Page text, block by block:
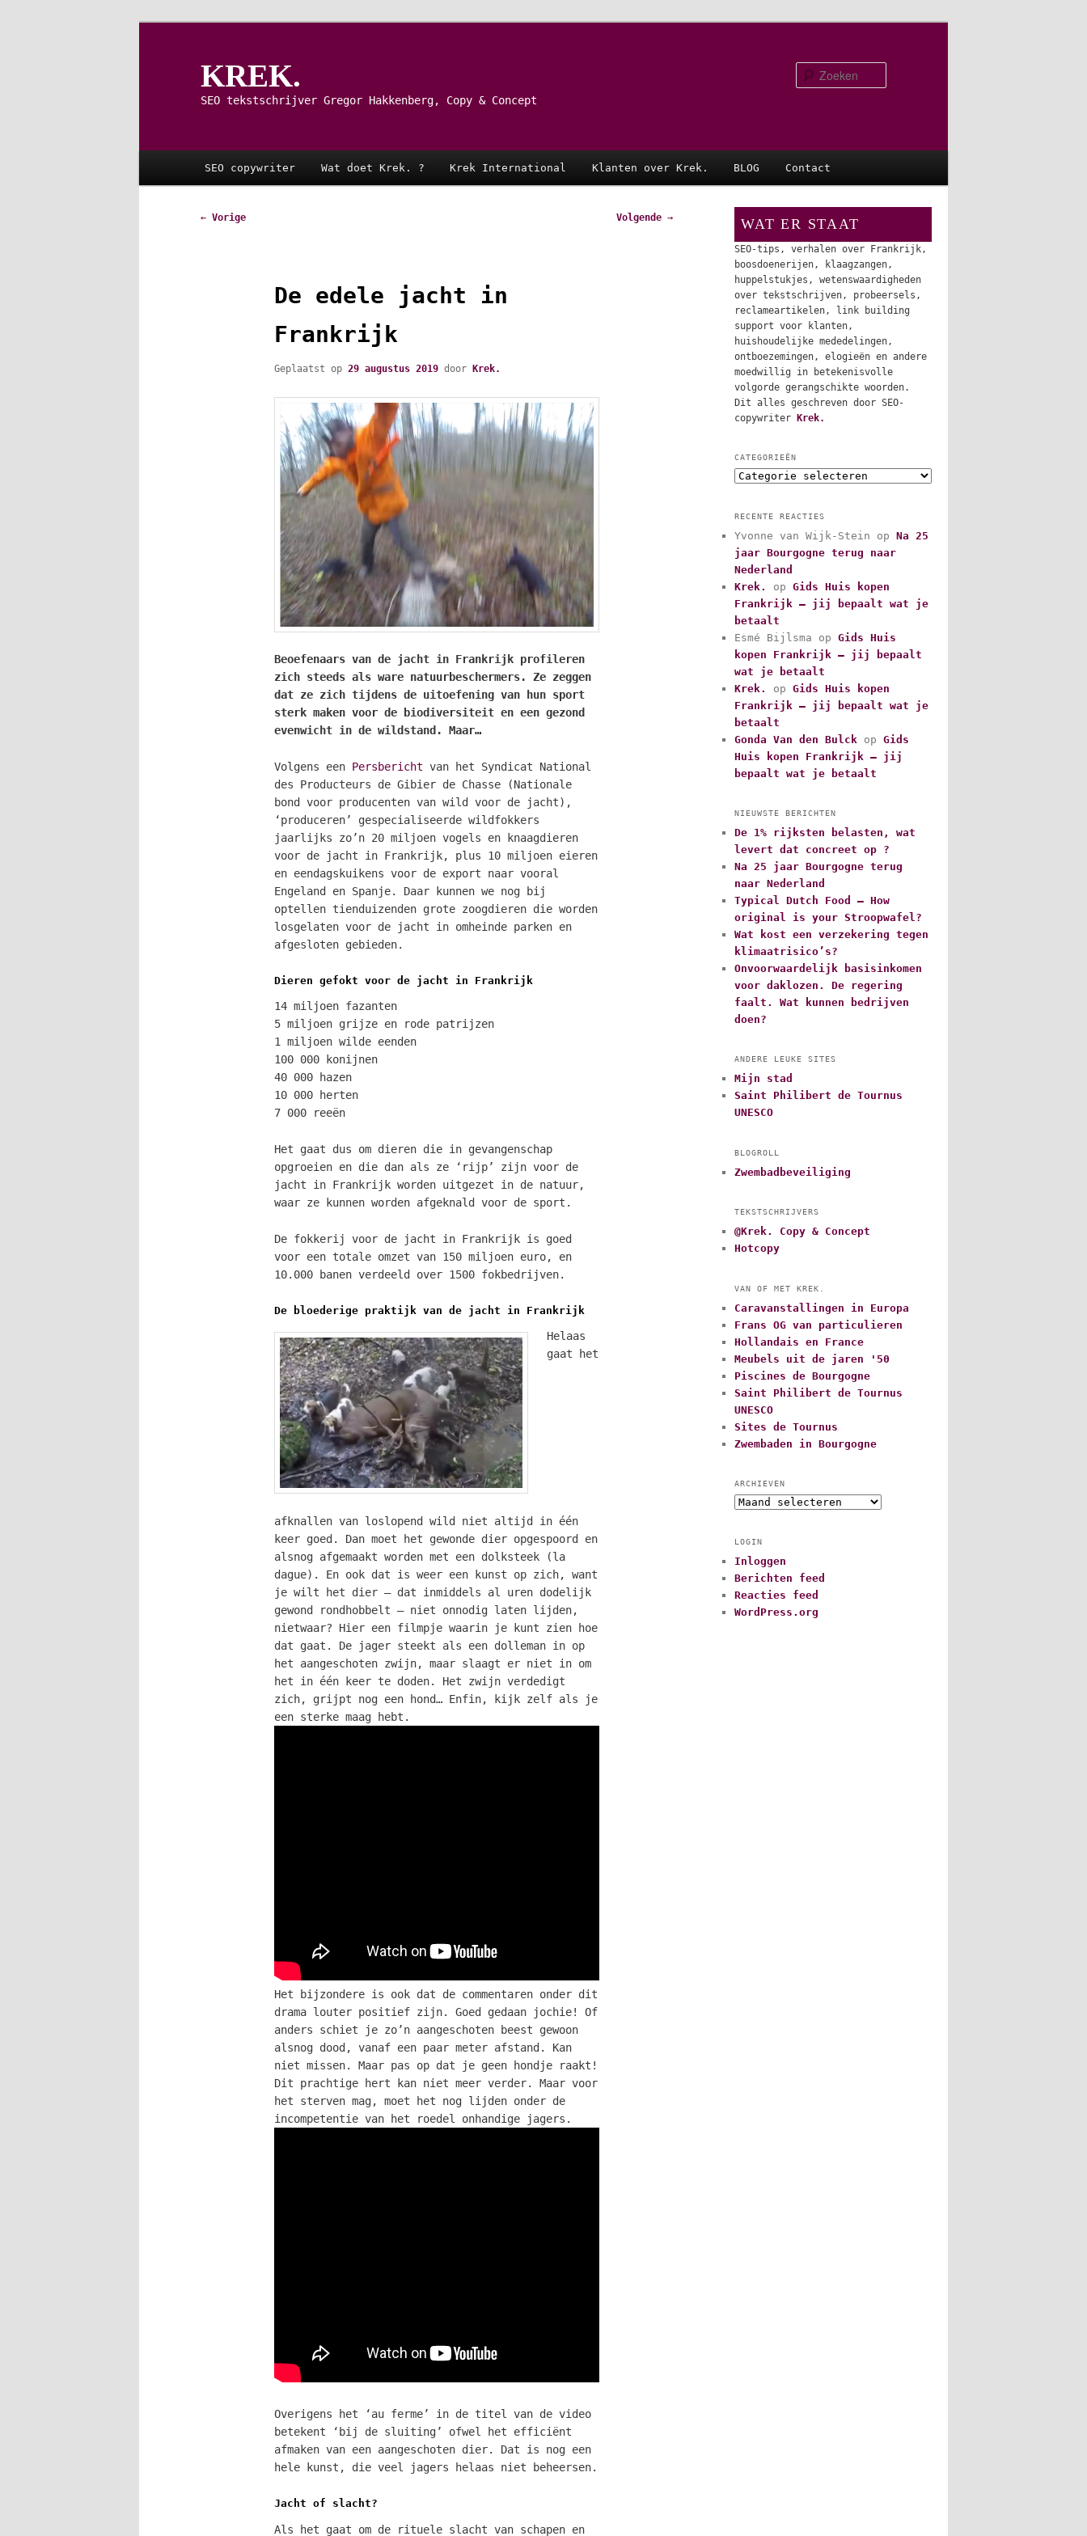
KREK.
SEO tekstschrijver Gregor Hakkenberg, Copy & Concept
SEO copywriter Wat doet Krek. ? Krek International Klanten over Krek. BLOG Contact
Bericht
← Vorige Volgende →
De edele jacht in
Frankrijk
Geplaatst op 29 augustus 2019 door Krek.
Beoefenaars van de jacht in Frankrijk profileren
zich steeds als ware natuurbeschermers. Ze zeggen
dat ze zich tijdens de uitoefening van hun sport
sterk maken voor de biodiversiteit en een gezond
evenwicht in de wildstand. Maar…
Volgens een Persbericht van het Syndicat National
des Producteurs de Gibier de Chasse (Nationale
bond voor producenten van wild voor de jacht),
‘produceren’ gespecialiseerde wildfokkers
jaarlijks zo’n 20 miljoen vogels en knaagdieren
voor de jacht in Frankrijk, plus 10 miljoen eieren
en eendagskuikens voor de export naar vooral
Engeland en Spanje. Daar kunnen we nog bij
optellen tienduizenden grote zoogdieren die worden
losgelaten voor de jacht in omheinde parken en
afgesloten gebieden.
Dieren gefokt voor de jacht in Frankrijk
14 miljoen fazanten
5 miljoen grijze en rode patrijzen
1 miljoen wilde eenden
100 000 konijnen
40 000 hazen
10 000 herten
7 000 reeën
Het gaat dus om dieren die in gevangenschap
opgroeien en die dan als ze ‘rijp’ zijn voor de
jacht in Frankrijk worden uitgezet in de natuur,
waar ze kunnen worden afgeknald voor de sport.
De fokkerij voor de jacht in Frankrijk is goed
voor een totale omzet van 150 miljoen euro, en
10.000 banen verdeeld over 1500 fokbedrijven.
De bloederige praktijk van de jacht in Frankrijk
Helaas
gaat het
afknallen van loslopend wild niet altijd in één
keer goed. Dan moet het gewonde dier opgespoord en
alsnog afgemaakt worden met een dolksteek (la
dague). En ook dat is weer een kunst op zich, want
je wilt het dier – dat inmiddels al uren dodelijk
gewond rondhobbelt – niet onnodig laten lijden,
nietwaar? Hier een filmpje waarin je kunt zien hoe
dat gaat. De jager steekt als een dolleman in op
het aangeschoten zwijn, maar slaagt er niet in om
het in één keer te doden. Het zwijn verdedigt
zich, grijpt nog een hond… Enfin, kijk zelf als je
een sterke maag hebt.
Het bijzondere is ook dat de commentaren onder dit
drama louter positief zijn. Goed gedaan jochie! Of
anders schiet je zo’n aangeschoten beest gewoon
alsnog dood, vanaf een paar meter afstand. Kan
niet missen. Maar pas op dat je geen hondje raakt!
Dit prachtige hert kan niet meer verder. Maar voor
het sterven mag, moet het nog lijden onder de
incompetentie van het roedel onhandige jagers.
Overigens het ‘au ferme’ in de titel van de video
betekent ‘bij de sluiting’ ofwel het efficiënt
afmaken van een aangeschoten dier. Dat is nog een
hele kunst, die veel jagers helaas niet beheersen.
Jacht of slacht?
Als het gaat om de rituele slacht van schapen en
WAT ER STAAT
SEO-tips, verhalen over Frankrijk,
boosdoenerijen, klaagzangen,
huppelstukjes, wetenswaardigheden
over tekstschrijven, probeersels,
reclameartikelen, link building
support voor klanten,
huishoudelijke mededelingen,
ontboezemingen, elogieën en andere
moedwillig in betekenisvolle
volgorde gerangschikte woorden.
Dit alles geschreven door SEO-
copywriter Krek.
CATEGORIEËN
C
e
g
o
r
i
e
ë
RECENTE REACTIES
Yvonne van Wijk-Stein op Na 25
jaar Bourgogne terug naar
Nederland
Krek.
op Gids Huis kopen
Frankrijk – jij bepaalt wat je
betaalt
Esmé Bijlsma op Gids Huis
kopen Frankrijk – jij bepaalt
wat je betaalt
Krek.
op Gids Huis kopen
Frankrijk – jij bepaalt wat je
betaalt
Gonda Van den Bulck op Gids
Huis kopen Frankrijk – jij
bepaalt wat je betaalt
NIEUWSTE BERICHTEN
De 1% rijksten belasten, wat
levert dat concreet op ?
Na 25 jaar Bourgogne terug
naar Nederland
Typical Dutch Food – How
original is your Stroopwafel?
Wat kost een verzekering tegen
klimaatrisico’s?
Onvoorwaardelijk basisinkomen
voor daklozen. De regering
faalt. Wat kunnen bedrijven
doen?
ANDERE LEUKE SITES
Mijn stad
Saint Philibert de Tournus
UNESCO
BLOGROLL
Zwembadbeveiliging
TEKSTSCHRIJVERS
@Krek. Copy & Concept
Hotcopy
VAN OF MET KREK.
Caravanstallingen in Europa
Frans OG van particulieren
Hollandais en France
Meubels uit de jaren '50
Piscines de Bourgogne
Saint Philibert de Tournus
UNESCO
Sites de Tournus
Zwembaden in Bourgogne
ARCHIEVEN
A
h
i
e
v
e
LOGIN
Inloggen
Berichten feed
Reacties feed
WordPress.org